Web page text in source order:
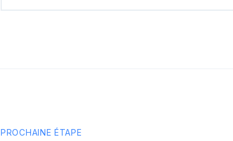
PROCHAINE ÉTAPE